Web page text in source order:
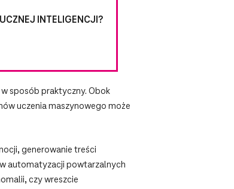
INTELIGENCJI?
sposób praktyczny. Obok
uczenia maszynowego może
generowanie treści
automatyzacji powtarzalnych
czy wreszcie